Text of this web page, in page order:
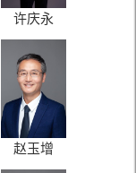
许庆永
赵玉增